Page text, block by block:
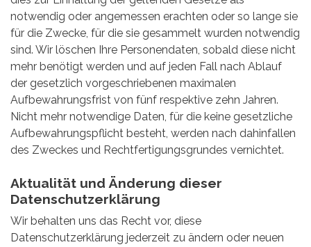
notwendig oder angemessen erachten oder so lange sie
für die Zwecke, für die sie gesammelt wurden notwendig
sind. Wir löschen Ihre Personendaten, sobald diese nicht
mehr benötigt werden und auf jeden Fall nach Ablauf
der gesetzlich vorgeschriebenen maximalen
Aufbewahrungsfrist von fünf respektive zehn Jahren.
Nicht mehr notwendige Daten, für die keine gesetzliche
Aufbewahrungspflicht besteht, werden nach dahinfallen
des Zweckes und Rechtfertigungsgrundes vernichtet.
Aktualität und Änderung dieser
Datenschutzerklärung
Wir behalten uns das Recht vor, diese
Datenschutzerklärung jederzeit zu ändern oder neuen